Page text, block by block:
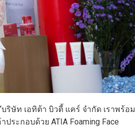
บริษัท เอทิต้า บิวตี้ แคร์ จำกัด เราพร้อม
ะกอบด้วย ATIA Foaming Face